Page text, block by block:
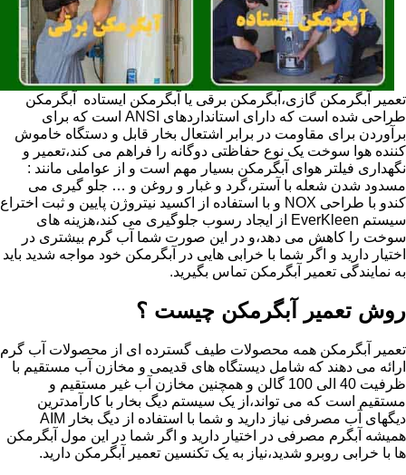
تعمیر آبگرمکن گازی،آبگرمکن برقی یا آبگرمکن ایستاده ​ آبگرمکن
طراحی شده است که دارای استانداردهای ANSI است که برای
برآوردن برای مقاومت در برابر اشتعال بخار قابل و دستگاه خاموش
کننده هوا سوخت یک نوع حفاظتی دوگانه را فراهم می کند،تعمیر و
نگهداری فیلتر هوای آبگرمکن بسیار مهم است و از عواملی مانند :
مسدود شدن شعله با آستر،گرد و غبار و روغن و … جلو گیری می
کندو با طراحی NOX و با استفاده از اکسید نیتروژن پایین و ثبت اختراع
سیستم EverKleen از ایجاد رسوب جلوگیری می کند،هزینه های
سوخت را کاهش می دهد،و در این صورت شما آب گرم بیشتری در
اختیار دارید و اگر شما با خرابی هایی در آبگرمکن خود مواجه شدید باید
به نمایندگی تعمیر آبگرمکن تماس بگیرید.
روش تعمیر آبگرمکن چیست ؟
تعمیر آبگرمکن همه محصولات طیف گسترده ای از محصولات آب گرم
ارائه می دهند که شامل دیستگاه های قدیمی و مخازن آب مستقیم با
ظرفیت 40 الی 100 گالن و همچنین مخازن آب غیر مستقیم و
مستقیم است که می تواند،از یک سیستم دیگ بخار با کارآمدترین
دیگهای آب مصرفی نیاز دارید و شما با استفاده از دیگ بخار AIM
همیشه آبگرم مصرفی در اختیار دارید و اگر شما در این مول آبگرمکن
ها با خرابی روبرو شدید،نیاز به یک تکنسین تعمیر آبگرمکن دارید.